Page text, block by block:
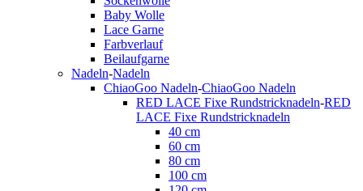
Baby Wolle
Lace Garne
Farbverlauf
Beilaufgarne
Nadeln-Nadeln
ChiaoGoo Nadeln-ChiaoGoo Nadeln
RED LACE Fixe Rundstricknadeln-RED
LACE Fixe Rundstricknadeln
40 cm
60 cm
80 cm
100 cm